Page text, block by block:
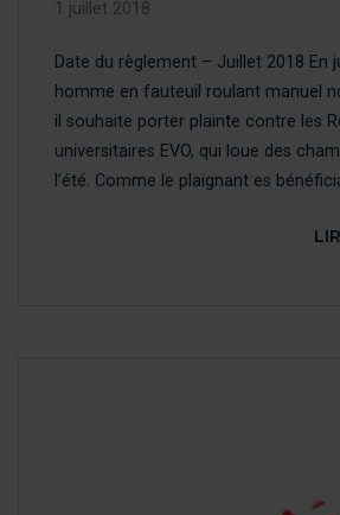
1 juillet 2018
Date du règlement – Juillet 2018 En
homme en fauteuil roulant manuel
il souhaite porter plainte contre les
universitaires EVO, qui loue des
l’été. Comme le plaignant es